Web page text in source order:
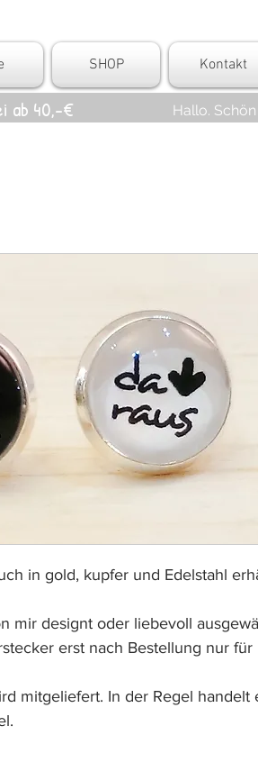
SHOP Kontakt
ab 40,-€ Hallo.
in gold, kupfer und Edelstahl
mir designt oder liebevoll
erst nach Bestellung nur für
mitgeliefert. In der Regel handelt